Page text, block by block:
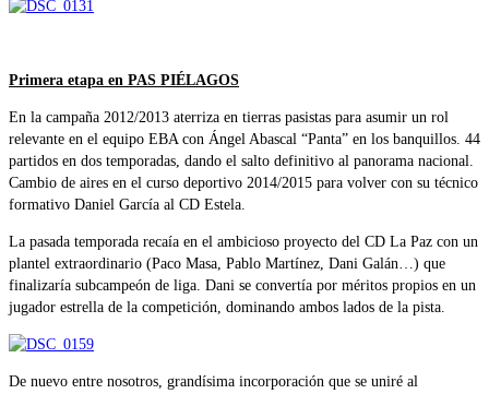
Primera etapa en PAS PIÉLAGOS
En la campaña 2012/2013 aterriza en tierras pasistas para asumir un rol
relevante en el equipo EBA con Ángel Abascal “Panta” en los banquillos. 44
partidos en dos temporadas, dando el salto definitivo al panorama nacional.
Cambio de aires en el curso deportivo 2014/2015 para volver con su técnico
formativo Daniel García al CD Estela.
La pasada temporada recaía en el ambicioso proyecto del CD La Paz con un
plantel extraordinario (Paco Masa, Pablo Martínez, Dani Galán…) que
finalizaría subcampeón de liga. Dani se convertía por méritos propios en un
jugador estrella de la competición, dominando ambos lados de la pista.
De nuevo entre nosotros, grandísima incorporación que se uniré al